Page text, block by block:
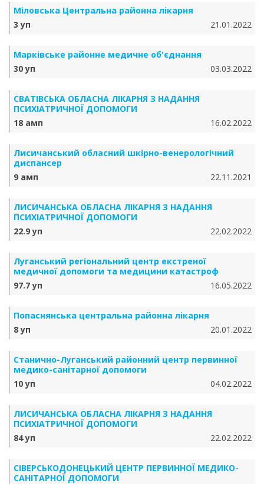
Міловська Центральна районна лікарня
3 уп
21.01.2022
Марківське районне медичне об'єднання
30 уп
03.03.2022
СВАТІВСЬКА ОБЛАСНА ЛІКАРНЯ З НАДАННЯ
ПСИХІАТРИЧНОЇ ДОПОМОГИ
18 амп
16.02.2022
Лисичанський обласний шкірно-венерологічний
диспансер
9 амп
22.11.2021
ЛИСИЧАНСЬКА ОБЛАСНА ЛІКАРНЯ З НАДАННЯ
ПСИХІАТРИЧНОЇ ДОПОМОГИ
22.9 уп
22.02.2022
Луганський регіональний центр екстреної
медичної допомоги та медицини катастроф
97.7 уп
16.05.2022
Попаснянська центральна районна лікарня
8 уп
20.01.2022
Станично-Луганський районний центр первинної
медико-санітарної допомоги
10 уп
04.02.2022
ЛИСИЧАНСЬКА ОБЛАСНА ЛІКАРНЯ З НАДАННЯ
ПСИХІАТРИЧНОЇ ДОПОМОГИ
84 уп
22.02.2022
СІВЕРСЬКОДОНЕЦЬКИЙ ЦЕНТР ПЕРВИННОЇ МЕДИКО-
САНІТАРНОЇ ДОПОМОГИ